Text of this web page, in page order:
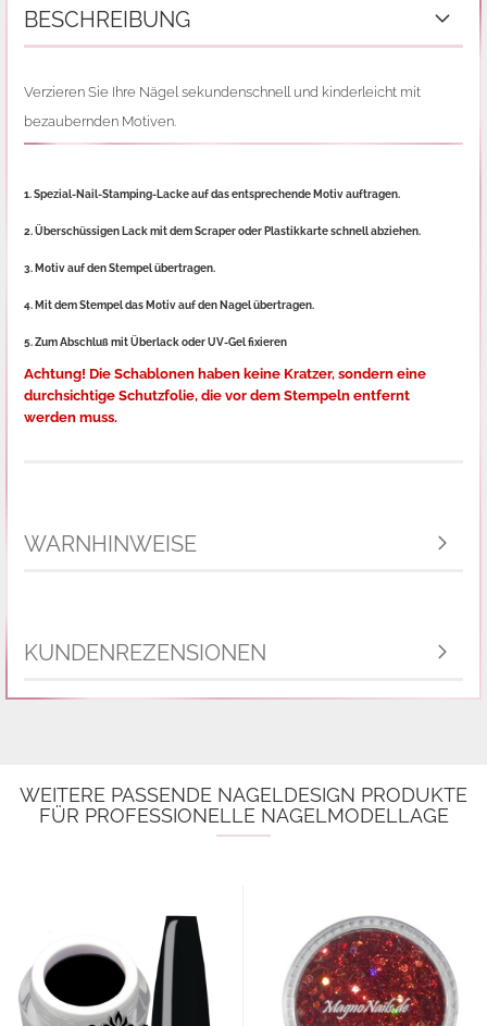
BESCHREIBUNG
Verzieren Sie Ihre Nägel sekundenschnell und kinderleicht mit
bezaubernden Motiven.
1. Spezial-Nail-Stamping-Lacke auf das entsprechende Motiv auftragen.
2. Überschüssigen Lack mit dem Scraper oder Plastikkarte schnell abziehen.
3. Motiv auf den Stempel übertragen.
4. Mit dem Stempel das Motiv auf den Nagel übertragen.
5. Zum Abschluß mit Überlack oder UV-Gel fixieren
Achtung! Die Schablonen haben keine Kratzer, sondern eine
durchsichtige Schutzfolie, die vor dem Stempeln entfernt
werden muss.
WARNHINWEISE
KUNDENREZENSIONEN
WEITERE PASSENDE NAGELDESIGN PRODUKTE
FÜR PROFESSIONELLE NAGELMODELLAGE